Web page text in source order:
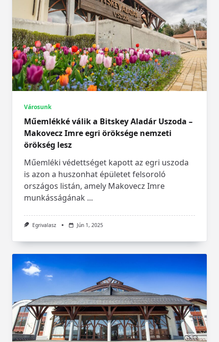
Városunk
Műemlékké válik a Bitskey Aladár Uszoda –
Makovecz Imre egri öröksége nemzeti
örökség lesz
Műemléki védettséget kapott az egri uszoda
is azon a huszonhat épületet felsoroló
országos listán, amely Makovecz Imre
munkásságának ...
Egrivalasz Jún 1, 2025